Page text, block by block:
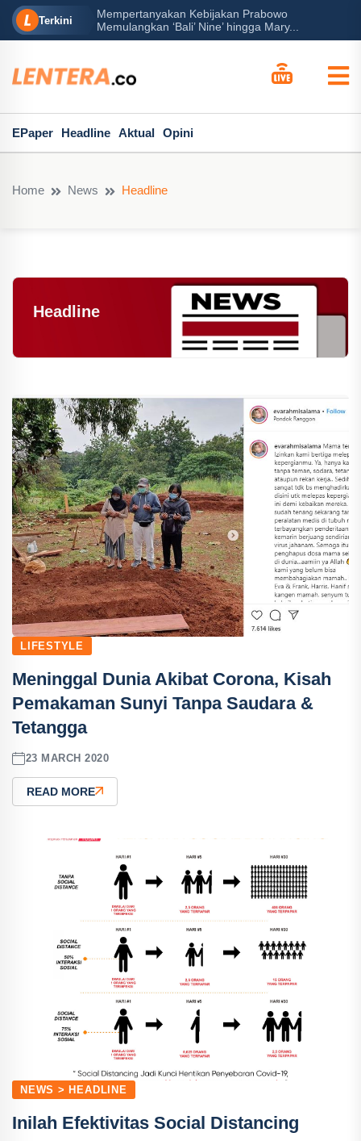
Terkini
Mary...
Peran Besar Tuhan…
EPaper Headline Aktual Opini
Home News Headline
Headline
LIFESTYLE
Meninggal Dunia Akibat Corona, Kisah
Pemakaman Sunyi Tanpa Saudara &
Tetangga
23 MARCH 2020
READ MORE
NEWS > HEADLINE
Inilah Efektivitas Social Distancing